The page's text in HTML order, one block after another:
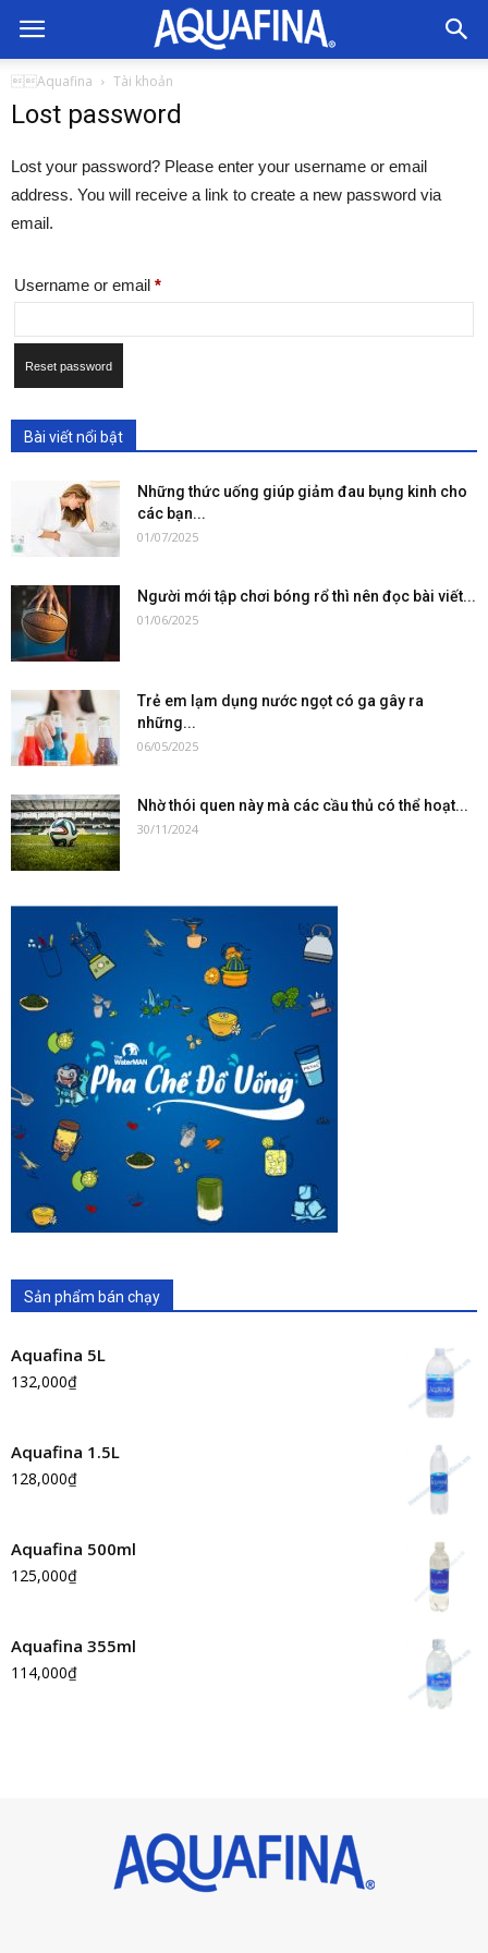
Nước
Uống
Aquafina
Aquafina Tài khoản
Lost password
Lost your password? Please enter your username or email
address. You will receive a link to create a new password via
email.
Username or email *Required
Reset password
Bài viết nổi bật
Những thức uống giúp giảm đau bụng kinh cho
các bạn...
01/07/2025
Người mới tập chơi bóng rổ thì nên đọc bài viết...
01/06/2025
Trẻ em lạm dụng nước ngọt có ga gây ra
những...
06/05/2025
Nhờ thói quen này mà các cầu thủ có thể hoạt...
30/11/2024
Sản phẩm bán chạy
Aquafina 5L
132,000₫
Aquafina 1.5L
128,000₫
Aquafina 500ml
125,000₫
Aquafina 355ml
114,000₫